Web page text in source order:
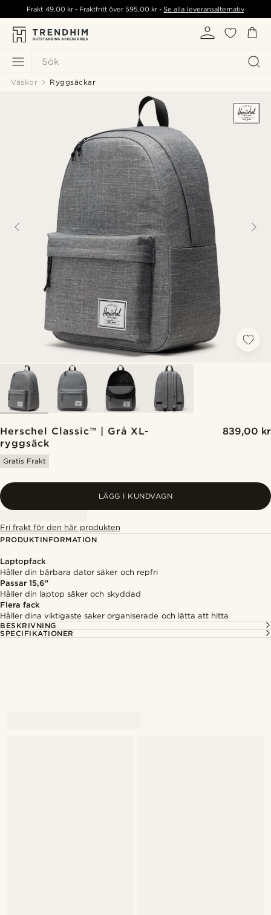
Sök
Frakt 49,00 kr- Fraktfritt över595,00 kr -Se alla leveransalternativ
Väskor Ryggsäckar
Herschel Classic™ | Grå XL-
ryggsäck
839,00 kr
Gratis Frakt
LÄGG I KUNDVAGN
Fri frakt för den här produkten
PRODUKTINFORMATION
Laptopfack
Håller din bärbara dator säker och repfri
Passar 15,6"
Håller din laptop säker och skyddad
Flera fack
Håller dina viktigaste saker organiserade och lätta att hitta
BESKRIVNING
SPECIFIKATIONER